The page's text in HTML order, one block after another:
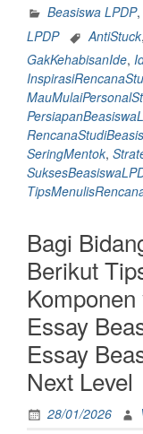
Beasiswa LPDP,
LPDP
AntiStuck,
GakKehabisanIde,
SeringMentok,
Bagi
Berikut
Essay
Essay
Next Level
28/01/2026